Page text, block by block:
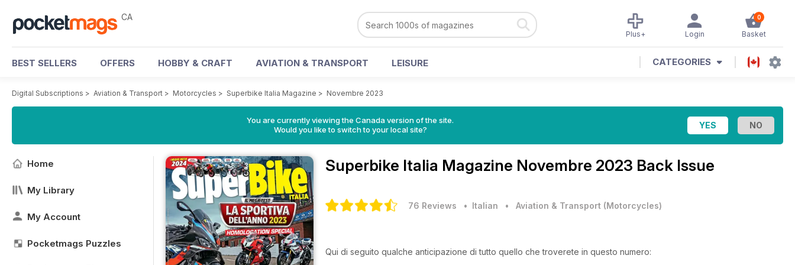
CA 0
Basket
Login
Plus+
BEST SELLERS OFFERS HOBBY & CRAFT AVIATION & TRANSPORT LEISURE CATEGORIES
Digital Subscriptions > Aviation & Transport > Motorcycles > Superbike Italia Magazine > Novembre 2023
You are currently viewing the Canada version of the site.
Would you like to switch to your local site?
Home
My Library
My Account
Pocketmags Puzzles
Superbike Italia Magazine Novembre 2023 Back Issue
76 Reviews • Italian • Aviation & Transport (Motorcycles)
Qui di seguito qualche anticipazione di tutto quello che troverete in questo numero: